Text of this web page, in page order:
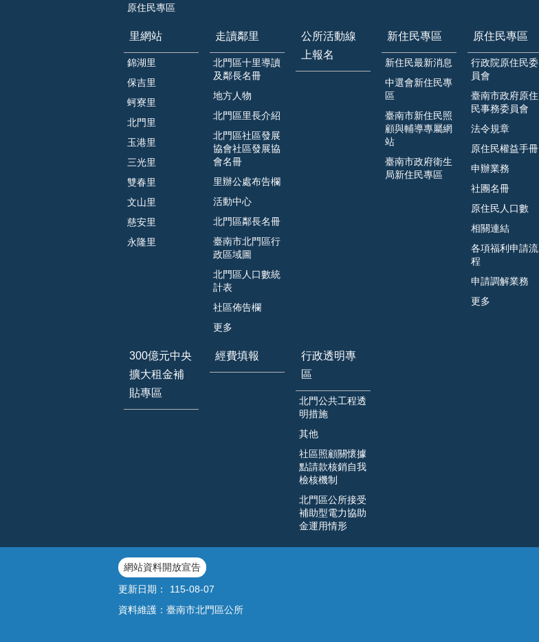
原住民專區
里網站
錦湖里
保吉里
蚵寮里
北門里
玉港里
三光里
雙春里
文山里
慈安里
永隆里
走讀鄰里
北門區十里導讀
及鄰長名冊
地方人物
北門區里長介紹
北門區社區發展
協會社區發展協
會名冊
里辦公處布告欄
活動中心
北門區鄰長名冊
臺南市北門區行
政區域圖
北門區人口數統
計表
社區佈告欄
更多
公所活動線
上報名
新住民專區
新住民最新消息
中選會新住民專
區
臺南市新住民照
顧與輔導專屬網
站
臺南市政府衛生
局新住民專區
原住民專區
行政院原住民委
員會
臺南市政府原住
民事務委員會
法令規章
原住民權益手冊
申辦業務
社團名冊
原住民人口數
相關連結
各項福利申請流
程
申請調解業務
更多
300億元中央
擴大租金補
貼專區
經費填報
行政透明專
區
北門公共工程透
明措施
其他
社區照顧關懷據
點請款核銷自我
檢核機制
北門區公所接受
補助型電力協助
金運用情形
網站資料開放宣告
更新日期：
115-08-07
資料維護：臺南市北門區公所